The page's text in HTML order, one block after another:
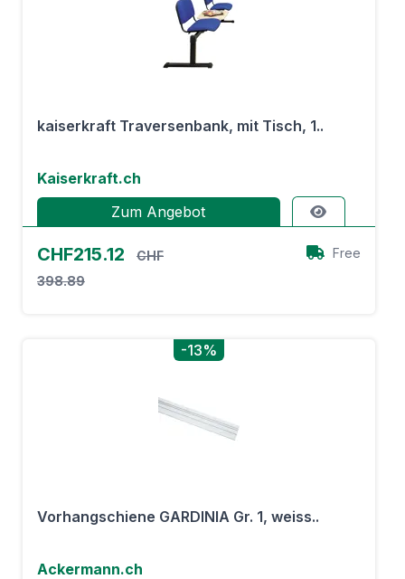
kaiserkraft Traversenbank, mit Tisch, 1..
Kaiserkraft.ch
Zum Angebot
CHF215.12
CHF
398.89
Free
-13%
Vorhangschiene GARDINIA Gr. 1, weiss..
Ackermann.ch